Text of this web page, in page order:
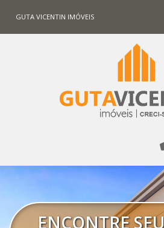
GUTA VICENTIN IMÓVEIS
ENCONTRE